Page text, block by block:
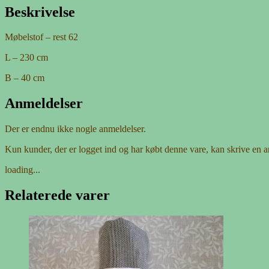
Beskrivelse
Møbelstof – rest 62
L – 230 cm
B – 40 cm
Anmeldelser
Der er endnu ikke nogle anmeldelser.
Kun kunder, der er logget ind og har købt denne vare, kan skrive en
loading...
Relaterede varer